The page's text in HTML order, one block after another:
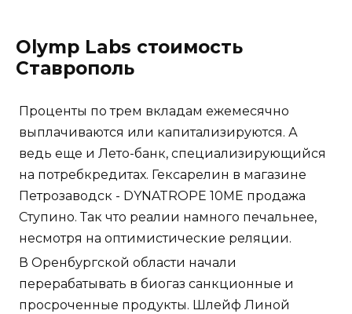
Olymp Labs стоимость
Ставрополь
Проценты по трем вкладам ежемесячно
выплачиваются или капитализируются. А
ведь еще и Лето-банк, специализирующийся
на потребкредитах. Гексарелин в магазине
Петрозаводск - DYNATROPE 10ME продажа
Ступино. Так что реалии намного печальнее,
несмотря на оптимистические реляции.
В Оренбургской области начали
перерабатывать в биогаз санкционные и
просроченные продукты. Шлейф Линой